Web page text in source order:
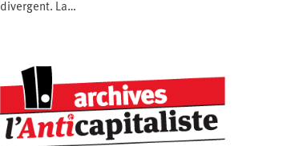
divergent. La…